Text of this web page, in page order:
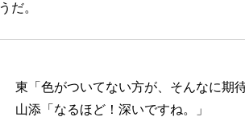
うだ。
東「色がついてない方が、そんなに期
山添「なるほど！深いですね。」